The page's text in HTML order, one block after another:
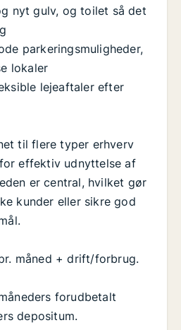
nyt gulv, og toilet så det
parkeringsmuligheder,
lokaler
lejeaftaler efter
til flere typer erhverv
effektiv udnyttelse af
er central, hvilket gør
kunder eller sikre god
måned + drift/forbrug.
forudbetalt
depositum.